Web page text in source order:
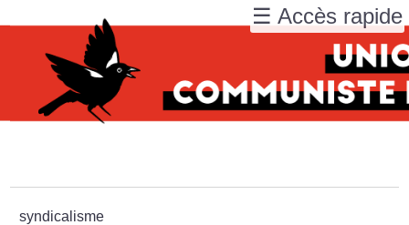
syndicalisme
☰ Accès rapide